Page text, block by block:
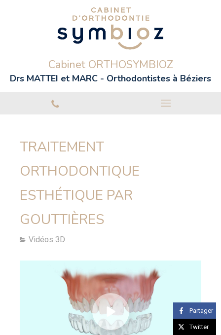
Cabinet ORTHOSYMBIOZ
Drs MATTEI et MARC - Orthodontistes à Béziers
TRAITEMENT
ORTHODONTIQUE
ESTHÉTIQUE PAR
GOUTTIÈRES
Vidéos 3D
Partager
Twitter